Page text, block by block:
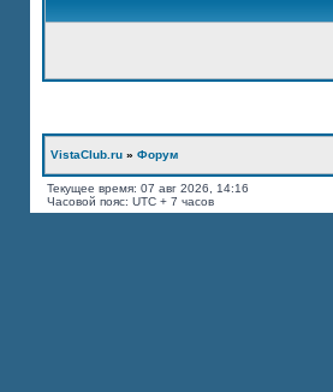
VistaClub.ru » Форум
Текущее время: 07 авг 2026, 14:16
Часовой пояс: UTC + 7 часов